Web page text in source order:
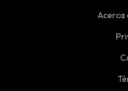
Acerca